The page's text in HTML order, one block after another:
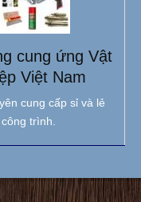
cung ứng Vật
Việt Nam
cung cấp sỉ và lẻ
trình.